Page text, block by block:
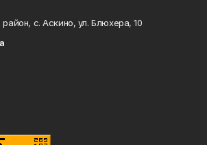
с. Аскино, ул. Блюхера, 10